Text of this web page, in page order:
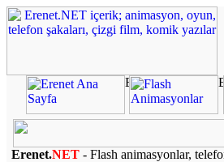
Erenet.NET - Flash animasyonlar,